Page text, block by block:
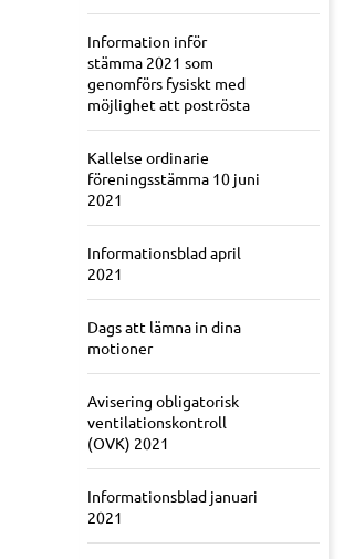
Information inför
stämma 2021 som
genomförs fysiskt med
möjlighet att poströsta
Kallelse ordinarie
föreningsstämma 10 juni
2021
Informationsblad april
2021
Dags att lämna in dina
motioner
Avisering obligatorisk
ventilationskontroll
(OVK) 2021
Informationsblad januari
2021